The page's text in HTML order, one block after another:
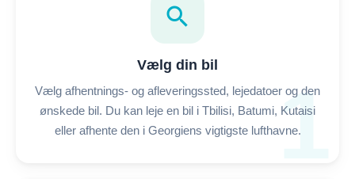
1
search
Vælg din bil
Vælg afhentnings- og afleveringssted, lejedatoer og den
ønskede bil. Du kan leje en bil i Tbilisi, Batumi, Kutaisi
eller afhente den i Georgiens vigtigste lufthavne.